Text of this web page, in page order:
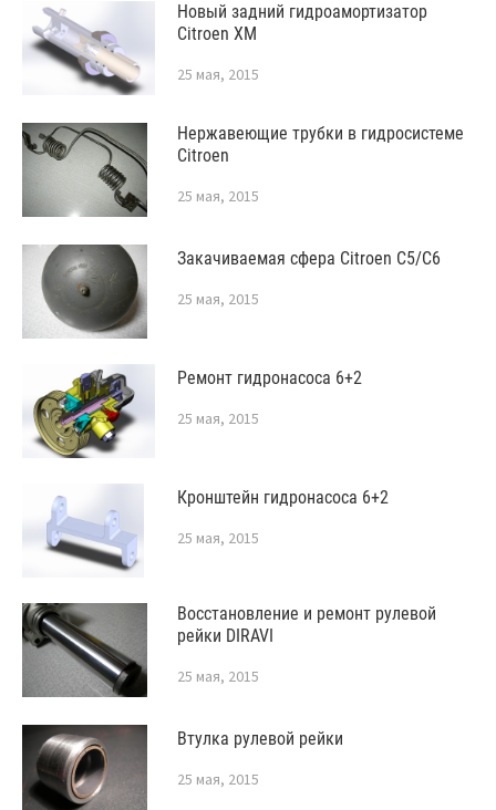
Новый задний гидроамортизатор
Citroen XM
25 мая, 2015
Нержавеющие трубки в гидросистеме
Citroen
25 мая, 2015
Закачиваемая сфера Citroen C5/C6
25 мая, 2015
Ремонт гидронасоса 6+2
25 мая, 2015
Кронштейн гидронасоса 6+2
25 мая, 2015
Восстановление и ремонт рулевой
рейки DIRAVI
25 мая, 2015
Втулка рулевой рейки
25 мая, 2015